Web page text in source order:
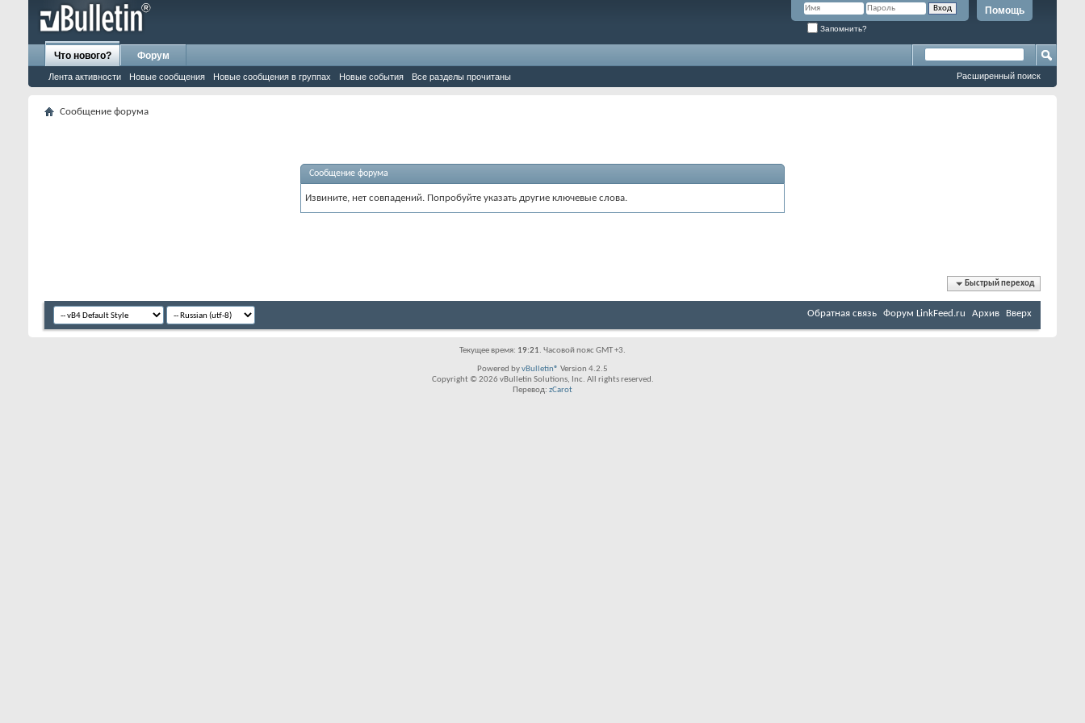
Помощь
Запомнить?
Что нового?
Лента активности Новые сообщения Новые сообщения в группах Новые события Все разделы прочитаны
Форум
Расширенный поиск
Сообщение форума
Сообщение форума
Извините, нет совпадений. Попробуйте указать другие ключевые слова.
Быстрый переход
Обратная связь Форум LinkFeed.ru Архив Вверх
Текущее время: 19:21. Часовой пояс GMT +3.
Powered byvBulletin® Version 4.2.5
Copyright © 2026 vBulletin Solutions, Inc. All rights reserved.
Перевод: zCarot